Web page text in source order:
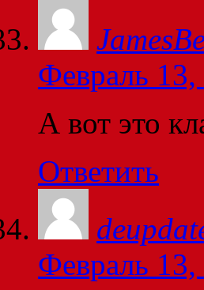
Февраль
А вот это
Ответить
Февраль